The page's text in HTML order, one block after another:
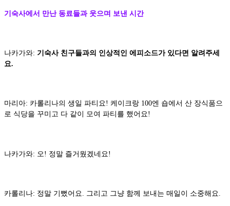
기숙사에서 만난 동료들과 웃으며 보낸 시간
나카가와: 기숙사 친구들과의 인상적인 에피소드가 있다면 알려주세
요.
마리아: 카롤리나의 생일 파티요! 케이크랑 100엔 숍에서 산 장식품으
로 식당을 꾸미고 다 같이 모여 파티를 했어요!
나카가와: 오! 정말 즐거웠겠네요!
카롤리나: 정말 기뻤어요. 그리고 그냥 함께 보내는 매일이 소중해요.